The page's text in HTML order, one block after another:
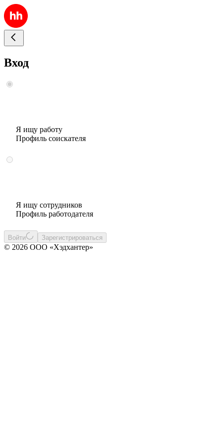
Вход
Я ищу работу
Профиль соискателя
Я ищу сотрудников
Профиль работодателя
Войти Зарегистрироваться
© 2026 ООО «Хэдхантер»